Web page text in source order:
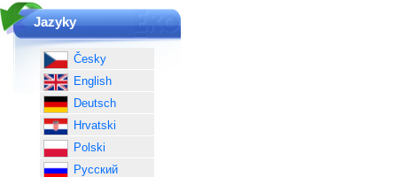
Jazyky
Česky
English
Deutsch
Hrvatski
Polski
Русский